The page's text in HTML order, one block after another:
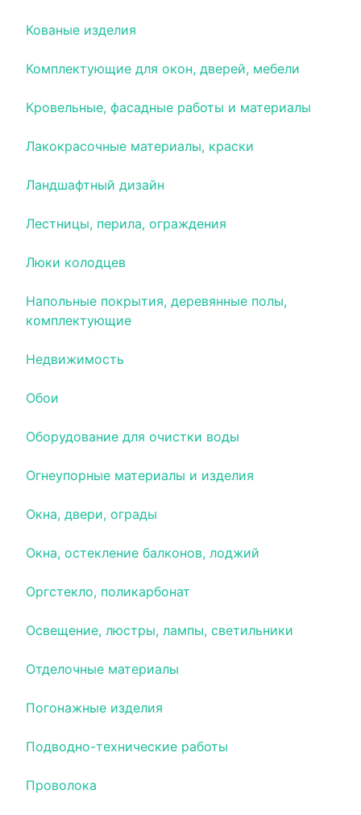
Кованые изделия
Комплектующие для окон, дверей, мебели
Кровельные, фасадные работы и материалы
Лакокрасочные материалы, краски
Ландшафтный дизайн
Лестницы, перила, ограждения
Люки колодцев
Напольные покрытия, деревянные полы,
комплектующие
Недвижимость
Обои
Оборудование для очистки воды
Огнеупорные материалы и изделия
Окна, двери, ограды
Окна, остекление балконов, лоджий
Оргстекло, поликарбонат
Освещение, люстры, лампы, светильники
Отделочные материалы
Погонажные изделия
Подводно-технические работы
Проволока